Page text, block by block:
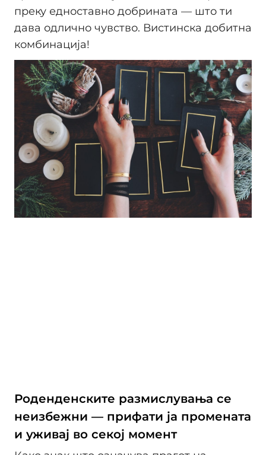
преку едноставно добрината — што ти
дава одлично чувство. Вистинска добитна
комбинација!
Роденденските размислувања се
неизбежни — прифати ја промената
и уживај во секој момент